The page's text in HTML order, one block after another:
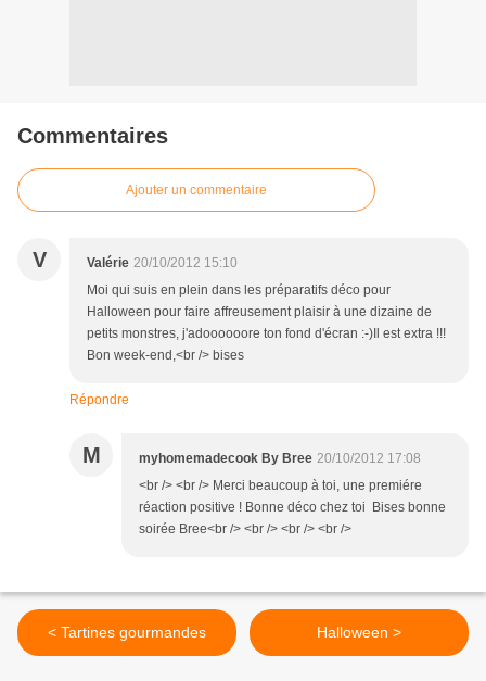
Commentaires
Ajouter un commentaire
V Valérie 20/10/2012 15:10
Moi qui suis en plein dans les préparatifs déco pour
Halloween pour faire affreusement plaisir à une dizaine de
petits monstres, j'adoooooore ton fond d'écran :-)Il est extra !!!
Bon week-end,<br /> bises
Répondre
M myhomemadecook By Bree 20/10/2012 17:08
<br /> <br /> Merci beaucoup à toi, une premiére
réaction positive ! Bonne déco chez toi Bises bonne
soirée Bree<br /> <br /> <br /> <br />
< Tartines gourmandes Halloween >